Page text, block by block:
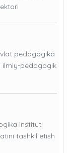
pedagogika
ilmiy-pedagogik
instituti
tashkil etish